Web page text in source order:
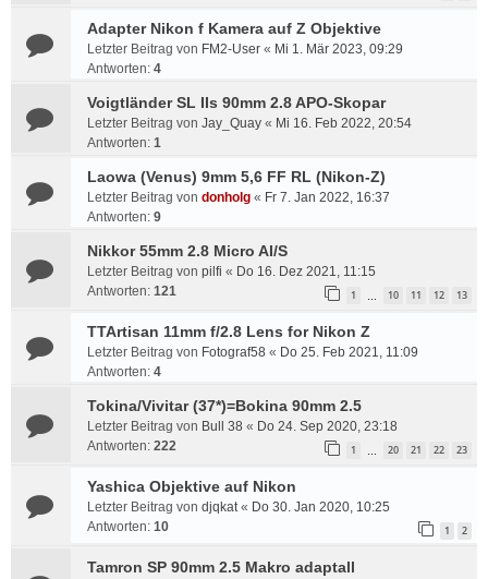
Adapter Nikon f Kamera auf Z Objektive
Letzter Beitrag von FM2-User « Mi 1. Mär 2023, 09:29
Antworten: 4
Voigtländer SL IIs 90mm 2.8 APO-Skopar
Letzter Beitrag von Jay_Quay « Mi 16. Feb 2022, 20:54
Antworten: 1
Laowa (Venus) 9mm 5,6 FF RL (Nikon-Z)
Letzter Beitrag von donholg « Fr 7. Jan 2022, 16:37
Antworten: 9
Nikkor 55mm 2.8 Micro AI/S
Letzter Beitrag von pilfi « Do 16. Dez 2021, 11:15
Antworten: 121 1 10 11 12 13
TTArtisan 11mm f/2.8 Lens for Nikon Z
Letzter Beitrag von Fotograf58 « Do 25. Feb 2021, 11:09
Antworten: 4
Tokina/Vivitar (37*)=Bokina 90mm 2.5
Letzter Beitrag von Bull 38 « Do 24. Sep 2020, 23:18
Antworten: 222 1 20 21 22 23
Yashica Objektive auf Nikon
Letzter Beitrag von djqkat« Do 30. Jan 2020, 10:25
Antworten: 10 1 2
Tamron SP 90mm 2.5 Makro adaptall